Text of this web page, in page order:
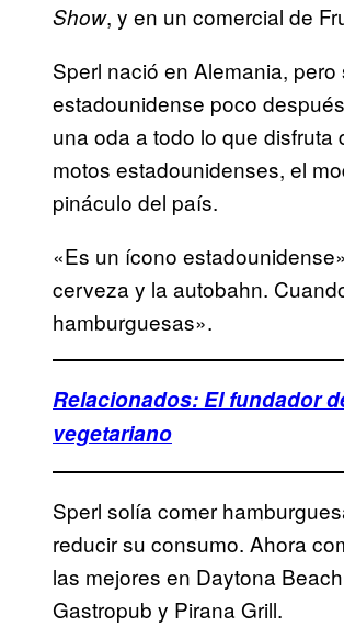
Show, y en un comercial de
Sperl nació en Alemania,
estadounidense poco
una oda a todo lo que
motos estadounidenses, el
pináculo del país.
«Es un ícono
cerveza y la autobahn.
hamburguesas».
Relacionados: El fundador
vegetariano
Sperl solía comer
reducir su consumo. Ahora
las mejores en Daytona
Gastropub y Pirana Grill.